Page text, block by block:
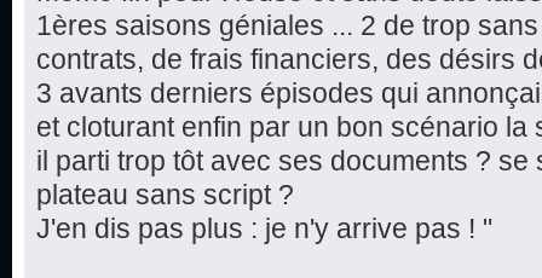
1ères saisons géniales ... 2 de trop
contrats, de frais financiers, des désirs
3 avants derniers épisodes qui
et cloturant enfin par un bon scénario la
il parti trop tôt avec ses documents ?
plateau sans script ?
J'en dis pas plus : je n'y arrive pas ! "